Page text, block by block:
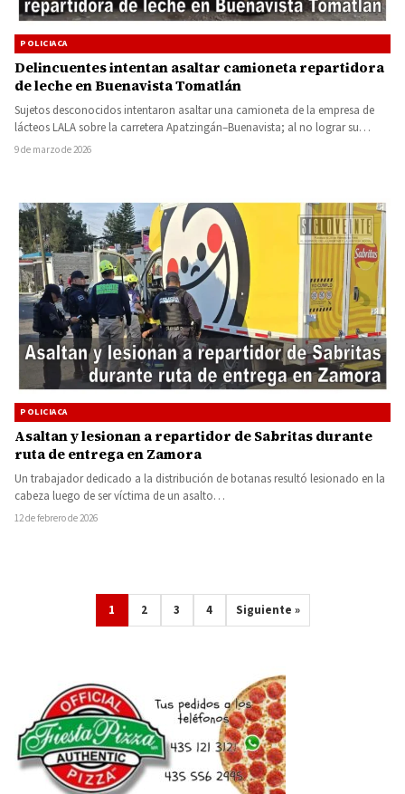
POLICIACA
Delincuentes intentan asaltar camioneta repartidora
de leche en Buenavista Tomatlán
Sujetos desconocidos intentaron asaltar una camioneta de la empresa de
lácteos LALA sobre la carretera Apatzingán–Buenavista; al no lograr su…
9 de marzo de 2026
POLICIACA
Asaltan y lesionan a repartidor de Sabritas durante
ruta de entrega en Zamora
Un trabajador dedicado a la distribución de botanas resultó lesionado en la
cabeza luego de ser víctima de un asalto…
12 de febrero de 2026
1 2 3 4 Siguiente »